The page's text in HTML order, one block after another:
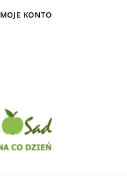
MOJE KONTO